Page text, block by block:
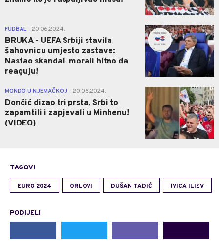
FUDBAL 20.06.2024.
BRUKA - UEFA Srbiji stavila
šahovnicu umjesto zastave:
Nastao skandal, morali hitno da
reaguju!
1
MONDO U NJEMAČKOJ 20.06.2024.
Dončić dizao tri prsta, Srbi to
zapamtili i zapjevali u Minhenu!
(VIDEO)
0
TAGOVI
EURO 2024 ORLOVI DUŠAN TADIĆ IVICA ILIEV
PODIJELI